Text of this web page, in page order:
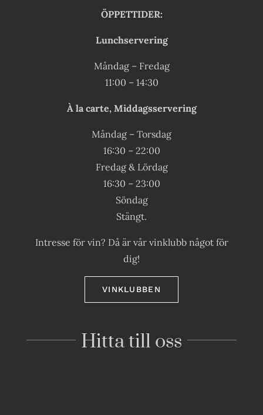
ÖPPETTIDER:
Lunchservering
Måndag – Fredag
11:00 – 14:30
À la carte, Middagsservering
Måndag – Torsdag
16:30 – 22:00
Fredag & Lördag
16:30 – 23:00
Söndag
Stängt.
Intresse för vin? Då är vår vinklubb något för
dig!
VINKLUBBEN
Hitta till oss